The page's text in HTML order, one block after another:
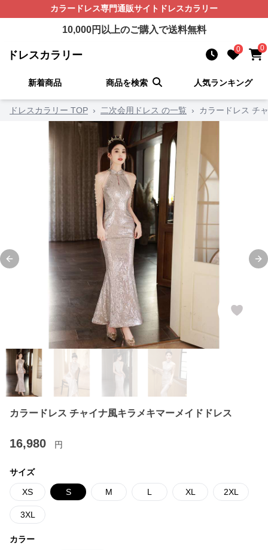
カラードレス専門通販サイト ドレスカラリー
10,000円以上のご購入で送料無料
ドレスカラリー 0 0
新着商品 商品を検索 人気ランキング
ドレスカラリー TOP › 二次会用ドレス の一覧 › カラードレス チ
Previous slide
カラードレス チャイナ風キラメキマーメイドドレス
16,980 円
サイズ
XS S M L XL 2XL
3XL
カラー